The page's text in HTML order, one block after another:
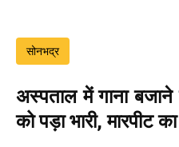
सोनभद्र
अस्पताल में गाना बजाने
को पड़ा भारी, मारपीट